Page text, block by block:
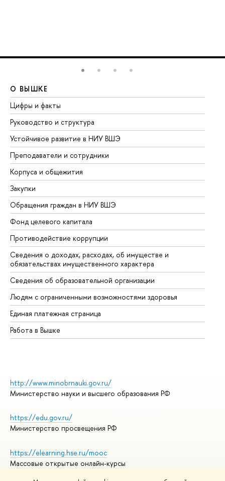
О ВЫШКЕ
Цифры и факты
Руководство и структура
Устойчивое развитие в НИУ ВШЭ
Преподаватели и сотрудники
Корпуса и общежития
Закупки
Обращения граждан в НИУ ВШЭ
Фонд целевого капитала
Противодействие коррупции
Сведения о доходах, расходах, об имуществе и
обязательствах имущественного характера
Сведения об образовательной организации
Людям с ограниченными возможностями здоровья
Единая платежная страница
Работа в Вышке
http://www.minobrnauki.gov.ru/
Министерство науки и высшего образования РФ
https://edu.gov.ru/
Министерство просвещения РФ
https://elearning.hse.ru/mooc
Массовые открытые онлайн-курсы